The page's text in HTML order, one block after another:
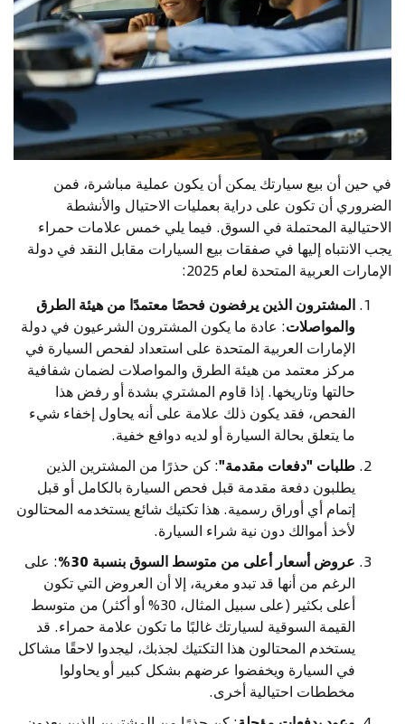
في حين أن بيع سيارتك يمكن أن يكون عملية مباشرة، فمن
الضروري أن تكون على دراية بعمليات الاحتيال والأنشطة
الاحتيالية المحتملة في السوق. فيما يلي خمس علامات حمراء
يجب الانتباه إليها في صفقات بيع السيارات مقابل النقد في دولة
الإمارات العربية المتحدة لعام 2025:
المشترون الذين يرفضون فحصًا معتمدًا من هيئة الطرق
والمواصلات: عادة ما يكون المشترون الشرعيون في دولة
الإمارات العربية المتحدة على استعداد لفحص السيارة في
مركز معتمد من هيئة الطرق والمواصلات لضمان شفافية
حالتها وتاريخها. إذا قاوم المشتري بشدة أو رفض هذا
الفحص، فقد يكون ذلك علامة على أنه يحاول إخفاء شيء
ما يتعلق بحالة السيارة أو لديه دوافع خفية.
طلبات "دفعات مقدمة": كن حذرًا من المشترين الذين
يطلبون دفعة مقدمة قبل فحص السيارة بالكامل أو قبل
إتمام أي أوراق رسمية. هذا تكتيك شائع يستخدمه المحتالون
لأخذ أموالك دون نية شراء السيارة.
عروض أسعار أعلى من متوسط السوق بنسبة 30%
: على
الرغم من أنها قد تبدو مغرية، إلا أن العروض التي تكون
أعلى بكثير (على سبيل المثال، 30% أو أكثر) من متوسط
القيمة السوقية لسيارتك غالبًا ما تكون علامة حمراء. قد
يستخدم المحتالون هذا التكتيك لجذبك، ليجدوا لاحقًا مشاكل
في السيارة ويخفضوا عرضهم بشكل كبير أو يحاولوا
مخططات احتيالية أخرى.